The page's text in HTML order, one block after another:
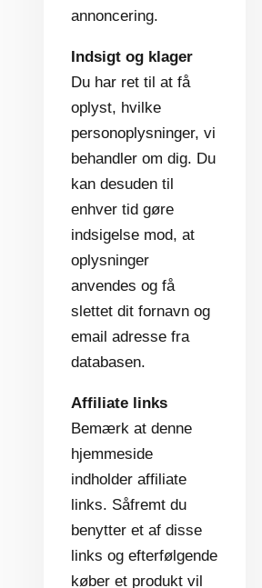
annoncering.
Indsigt og klager
Du har ret til at få
oplyst, hvilke
personoplysninger, vi
behandler om dig. Du
kan desuden til
enhver tid gøre
indsigelse mod, at
oplysninger
anvendes og få
slettet dit fornavn og
email adresse fra
databasen.
Affiliate links
Bemærk at denne
hjemmeside
indholder affiliate
links. Såfremt du
benytter et af disse
links og efterfølgende
køber et produkt vil